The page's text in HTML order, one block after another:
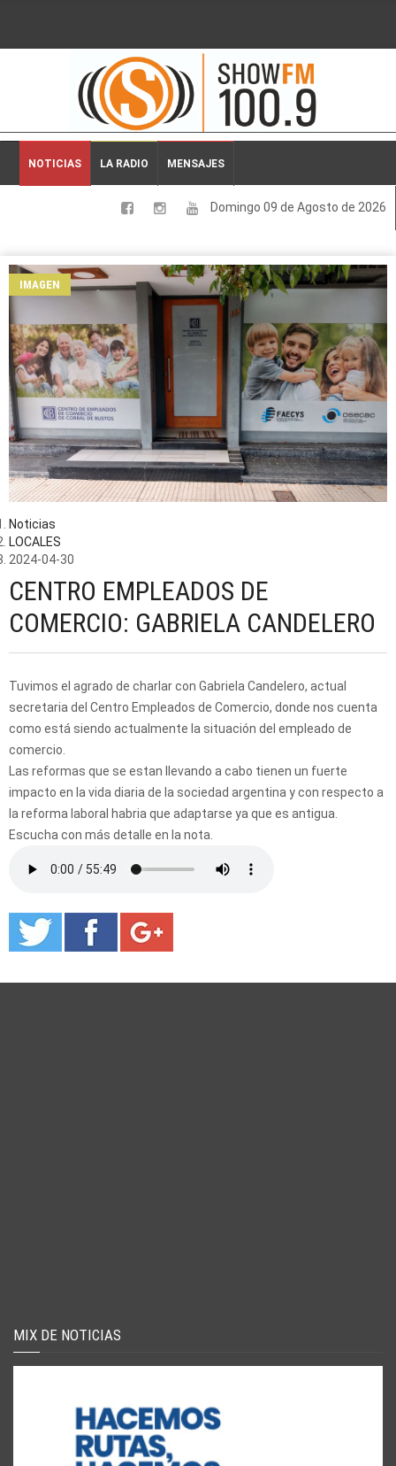
2026-08-09 05:46:07
NOTICIAS LA RADIO MENSAJES
Domingo 09 de Agosto de 2026
LOCALES
DEPORTES
ESPECTACULOS
INTERNACIONALES
IMAGEN
Noticias
LOCALES
2024-04-30
CENTRO EMPLEADOS DE
COMERCIO: GABRIELA CANDELERO
Tuvimos el agrado de charlar con Gabriela Candelero, actual
secretaria del Centro Empleados de Comercio, donde nos cuenta
como está siendo actualmente la situación del empleado de
comercio.
Las reformas que se estan llevando a cabo tienen un fuerte
impacto en la vida diaria de la sociedad argentina y con respecto a
la reforma laboral habria que adaptarse ya que es antigua.
Escucha con más detalle en la nota.
MIX DE NOTICIAS